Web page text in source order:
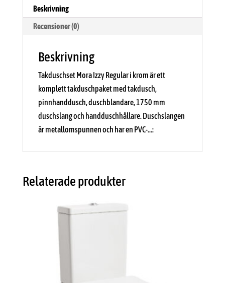
Beskrivning
Recensioner (0)
Beskrivning
Takduschset Mora Izzy Regular i krom är ett
komplett takduschpaket med takdusch,
pinnhanddusch, duschblandare, 1750 mm
duschslang och handduschhållare. Duschslangen
är metallomspunnen och har en PVC-…:
Relaterade produkter